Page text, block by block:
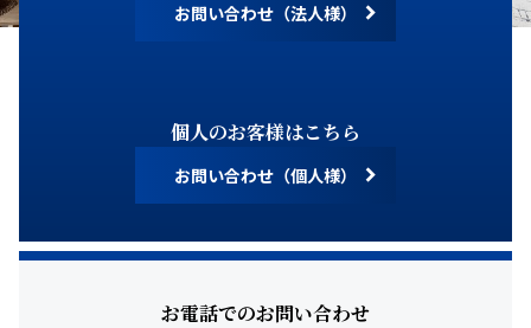
お問い合わせ（法人様）
個人のお客様はこちら
お問い合わせ（個人様）
お電話でのお問い合わせ